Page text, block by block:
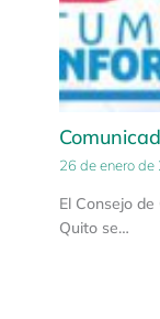
26 de enero de
El Consejo
Quito se…